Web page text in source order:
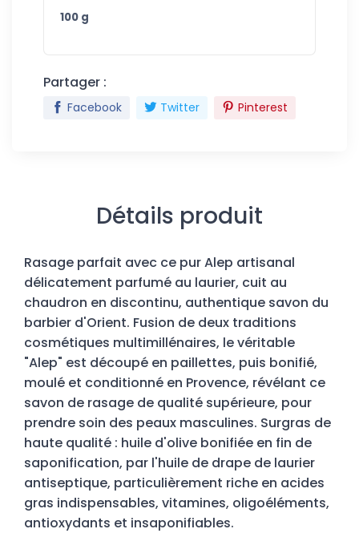
100 g
Partager :
Facebook Twitter Pinterest
Détails produit
Rasage parfait avec ce pur Alep artisanal
délicatement parfumé au laurier, cuit au
chaudron en discontinu, authentique savon du
barbier d'Orient. Fusion de deux traditions
cosmétiques multimillénaires, le véritable
"Alep" est découpé en paillettes, puis bonifié,
moulé et conditionné en Provence, révélant ce
savon de rasage de qualité supérieure, pour
prendre soin des peaux masculines. Surgras de
haute qualité : huile d'olive bonifiée en fin de
saponification, par l'huile de drape de laurier
antiseptique, particulièrement riche en acides
gras indispensables, vitamines, oligoéléments,
antioxydants et insaponifiables.